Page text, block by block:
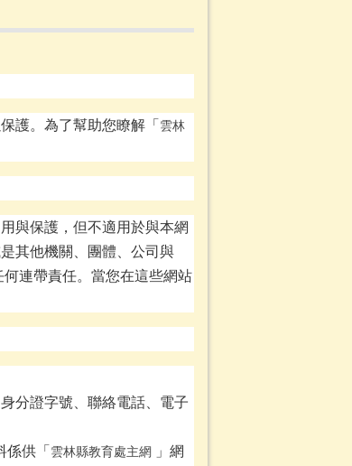
護。為了幫助您瞭解「 雲林
與保護，但不適用於與本網
其他機關、團體、公司與
何連帶責任。當您在這些網站
分證字號、聯絡電話、電子
供「 雲林縣教育處主網 」網